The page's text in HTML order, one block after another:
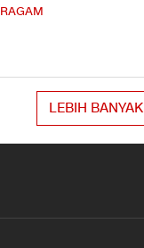
RAGAM
LEBIH BANYAK